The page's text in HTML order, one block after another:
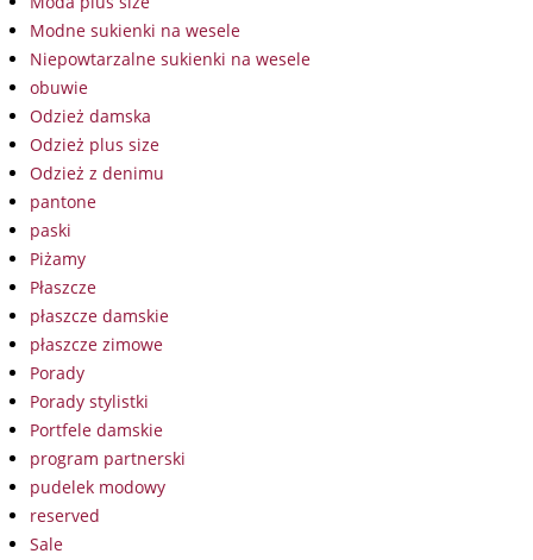
Modne sukienki na wesele
Niepowtarzalne sukienki na wesele
obuwie
Odzież damska
Odzież plus size
Odzież z denimu
pantone
paski
Piżamy
Płaszcze
płaszcze damskie
płaszcze zimowe
Porady
Porady stylistki
Portfele damskie
program partnerski
pudelek modowy
reserved
Sale